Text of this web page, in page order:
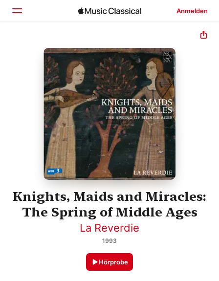
Anmelden
Startseite
Entdecken
Suchen
Knights, Maids and Miracles:
The Spring of Middle Ages
La Reverdie
1993
Hörprobe